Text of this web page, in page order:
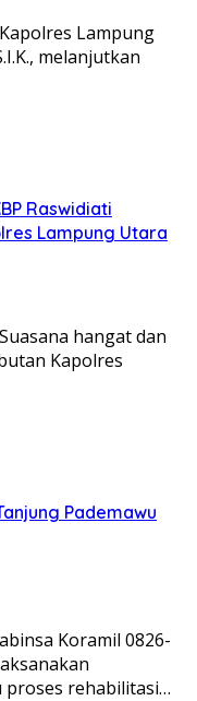
Lampung
melanjutkan
Raswidiati
Lampung Utara
hangat dan
Kapolres
Pademawu
Koramil 0826-
proses rehabilitasi…